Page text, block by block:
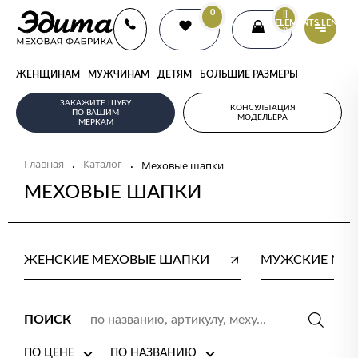
0
{{
ELEMENTS.LENGTH
}}
ЖЕНЩИНАМ МУЖЧИНАМ ДЕТЯМ БОЛЬШИЕ РАЗМЕРЫ
ЗАКАЖИТЕ ШУБУ
ПО ВАШИМ
МЕРКАМ
КОНСУЛЬТАЦИЯ
МОДЕЛЬЕРА
Главная . Каталог . Меховые шапки
МЕХОВЫЕ ШАПКИ
ЖЕНСКИЕ МЕХОВЫЕ ШАПКИ МУЖСКИЕ
ПОИСК
ПО ЦЕНЕ ПО НАЗВАНИЮ